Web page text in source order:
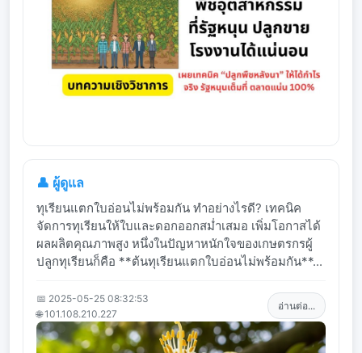
👤 ผู้ดูแล
ทุเรียนแตกใบอ่อนไม่พร้อมกัน ทำอย่างไรดี? เทคนิค
จัดการทุเรียนให้ใบและดอกออกสม่ำเสมอ เพิ่มโอกาสได้
ผลผลิตคุณภาพสูง หนึ่งในปัญหาหนักใจของเกษตรกรผู้
ปลูกทุเรียนก็คือ **ต้นทุเรียนแตกใบอ่อนไม่พร้อมกัน**...
📅 2025-05-25 08:32:53
🌐 101.108.210.227
อ่านต่อ...